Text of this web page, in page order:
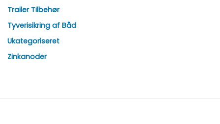
Trailer Tilbehør
Tyverisikring af Båd
Ukategoriseret
Zinkanoder